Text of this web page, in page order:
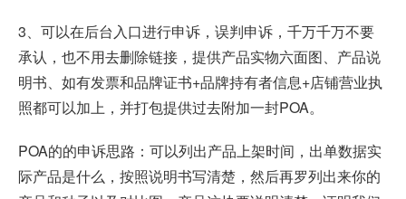
3、可以在后台入口进行申诉， 误判申诉 ，千万千万不要
承认，也不用去删除链接，提供产品实物六面图、产品说
明书、如有发票和品牌证书+品牌持有者信息+店铺营业执
照都可以加上，并打包提供过去附加一封POA。
POA的的申诉思路：可以列出产品上架时间，出单数据实
际产品是什么，按照说明书写清楚，然后再罗列出来你的